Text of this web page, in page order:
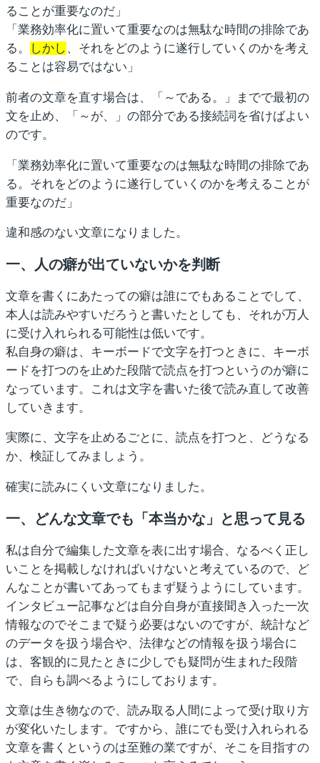
ることが重要なのだ」
「業務効率化に置いて重要なのは無駄な時間の排除であ
る。
しかし 、それをどのように遂行していくのかを考え
ることは容易ではない」
前者の文章を直す場合は、「～である。」までで最初の
文を止め、「～が、」の部分である接続詞を省けばよい
のです。
「業務効率化に置いて重要なのは無駄な時間の排除であ
る。それをどのように遂行していくのかを考えることが
重要なのだ」
違和感のない文章になりました。
一、人の癖が出ていないかを判断
文章を書くにあたっての癖は誰にでもあることでして、
本人は読みやすいだろうと書いたとしても、それが万人
に受け入れられる可能性は低いです。
私自身の癖は、キーボードで文字を打つときに、キーボ
ードを打つのを止めた段階で読点を打つというのが癖に
なっています。これは文字を書いた後で読み直して改善
していきます。
実際に、文字を止めるごとに、読点を打つと、どうなる
か、検証してみましょう。
確実に読みにくい文章になりました。
一、どんな文章でも「本当かな」と思って見る
私は自分で編集した文章を表に出す場合、なるべく正し
いことを掲載しなければいけないと考えているので、ど
んなことが書いてあってもまず疑うようにしています。
インタビュー記事などは自分自身が直接聞き入った一次
情報なのでそこまで疑う必要はないのですが、統計など
のデータを扱う場合や、法律などの情報を扱う場合に
は、客観的に見たときに少しでも疑問が生まれた段階
で、自らも調べるようにしております。
文章は生き物なので、読み取る人間によって受け取り方
が変化いたします。ですから、誰にでも受け入れられる
文章を書くというのは至難の業ですが、そこを目指すの